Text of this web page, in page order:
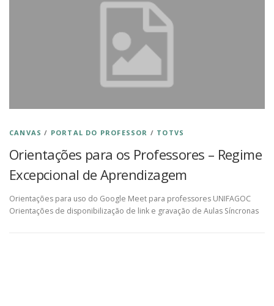
CANVAS / PORTAL DO PROFESSOR / TOTVS
Orientações para os Professores – Regime
Excepcional de Aprendizagem
Orientações para uso do Google Meet para professores UNIFAGOC
Orientações de disponibilização de link e gravação de Aulas Síncronas